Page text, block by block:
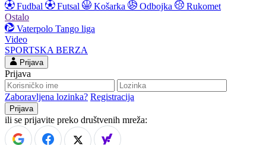
Fudbal
Futsal Košarka Odbojka
Rukomet
Ostalo
Vaterpolo Tango liga
Video
SPORTSKA BERZA
Prijava
Prijava
Zaboravljena lozinka? Registracija
ili se prijavite preko društvenih mreža: